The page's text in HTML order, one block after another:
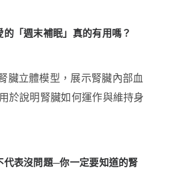
「週末補眠」真的有用嗎？
代表沒問題─你一定要知道的腎